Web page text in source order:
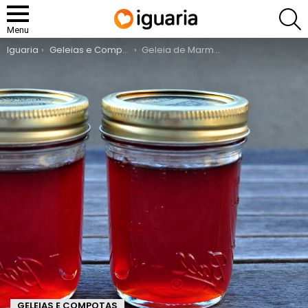
Menu
You are here:
Iguaria Geleias e Compotas Geleia de Marmelo